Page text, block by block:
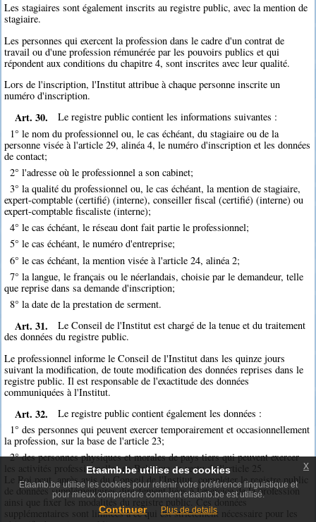
Les stagiaires sont également inscrits au registre public, avec la mention de
stagiaire.
Les personnes qui exercent la profession dans le cadre d'un contrat de
travail ou d'une profession rémunérée par les pouvoirs publics et qui
répondent aux conditions du chapitre 4, sont inscrites avec leur qualité.
Lors de l'inscription, l'Institut attribue à chaque personne inscrite un
numéro d'inscription.
Art. 30.
Le registre public contient les informations suivantes :
1° le nom du professionnel ou, le cas échéant, du stagiaire ou de la
personne visée à l'article 29, alinéa 4, le numéro d'inscription et les données
de contact;
2° l'adresse où le professionnel a son cabinet;
3° la qualité du professionnel ou, le cas échéant, la mention de stagiaire,
expert-comptable (certifié) (interne), conseiller fiscal (certifié) (interne) ou
expert-comptable fiscaliste (interne);
4° le cas échéant, le réseau dont fait partie le professionnel;
5° le cas échéant, le numéro d'entreprise;
6° le cas échéant, la mention visée à l'article 24, alinéa 2;
7° la langue, le français ou le néerlandais, choisie par le demandeur, telle
que reprise dans sa demande d'inscription;
8° la date de la prestation de serment.
Art. 31.
Le Conseil de l'Institut est chargé de la tenue et du traitement
des données du registre public.
Le professionnel informe le Conseil de l'Institut dans les quinze jours
suivant la modification, de toute modification des données reprises dans le
registre public. Il est responsable de l'exactitude des données
communiquées à l'Institut.
Art. 32.
Le registre public contient également les données :
1° des personnes qui peuvent exercer temporairement et occasionnellement
la profession, sur la base de l'article 23;
2° des personnes physiques et morales de pays tiers qui peuvent exercer
les activités professionnelles en Belgique en vertu de l'article 25.
Le Roi peut, après avis du Conseil de l'Institut, compléter le registre public
de données supplémentaires directement liées à l'exercice de la profession
ainsi que fixer les modalités du registre public. Ces données
supplémentaires sont limitées à ce qui est strictement nécessaire pour les
Etaamb.be utilise des cookies
Etaamb.be utilise les cookies pour retenir votre préférence linguistique et
pour mieux comprendre comment etaamb.be est utilisé.
Continuer Plus de details
x